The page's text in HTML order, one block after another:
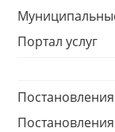
Портал услуг
Постановления